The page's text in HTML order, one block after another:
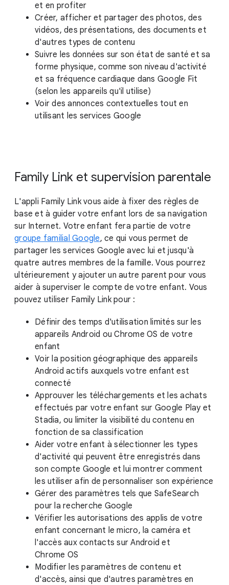
et en profiter
Créer, afficher et partager des photos, des
vidéos, des présentations, des documents et
d'autres types de contenu
Suivre les données sur son état de santé et sa
forme physique, comme son niveau d'activité
et sa fréquence cardiaque dans Google Fit
(selon les appareils qu'il utilise)
Voir des annonces contextuelles tout en
utilisant les services Google
Family Link et supervision parentale
L'appli Family Link vous aide à fixer des règles de
base et à guider votre enfant lors de sa navigation
sur Internet. Votre enfant fera partie de votre
groupe familial Google, ce qui vous permet de
partager les services Google avec lui et jusqu'à
quatre autres membres de la famille. Vous pourrez
ultérieurement y ajouter un autre parent pour vous
aider à superviser le compte de votre enfant. Vous
pouvez utiliser Family Link pour :
Définir des temps d'utilisation limités sur les
appareils Android ou Chrome OS de votre
enfant
Voir la position géographique des appareils
Android actifs auxquels votre enfant est
connecté
Approuver les téléchargements et les achats
effectués par votre enfant sur Google Play et
Stadia, ou limiter la visibilité du contenu en
fonction de sa classification
Aider votre enfant à sélectionner les types
d'activité qui peuvent être enregistrés dans
son compte Google et lui montrer comment
les utiliser afin de personnaliser son expérience
Gérer des paramètres tels que SafeSearch
pour la recherche Google
Vérifier les autorisations des applis de votre
enfant concernant le micro, la caméra et
l'accès aux contacts sur Android et
Chrome OS
Modifier les paramètres de contenu et
d'accès, ainsi que d'autres paramètres en